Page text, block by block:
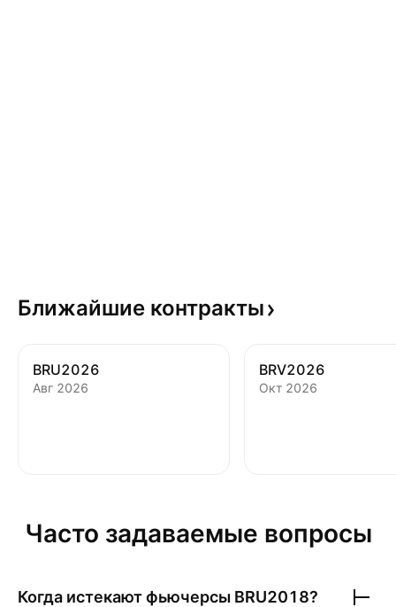
Ближайшие контракты
BRU2026
Авг 2026
BRV2026
Окт 2026
Часто задаваемые вопросы
Когда истекают фьючерсы BRU2018?